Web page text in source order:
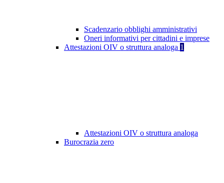
Scadenzario obblighi amministrativi
Oneri informativi per cittadini e imprese
Attestazioni OIV o struttura analoga 1
Attestazioni OIV o struttura analoga
Burocrazia zero